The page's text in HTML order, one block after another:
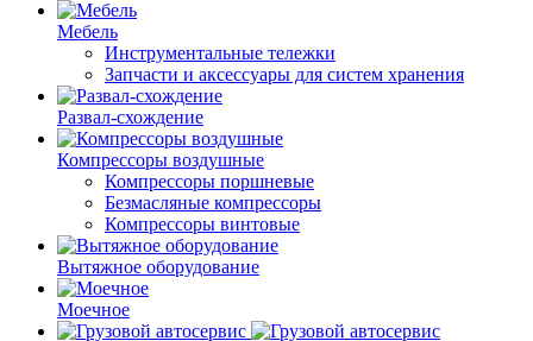
Мебель
Инструментальные тележки
Запчасти и аксессуары для систем хранения
Развал-схождение
Компрессоры воздушные
Компрессоры поршневые
Безмасляные компрессоры
Компрессоры винтовые
Вытяжное оборудование
Моечное